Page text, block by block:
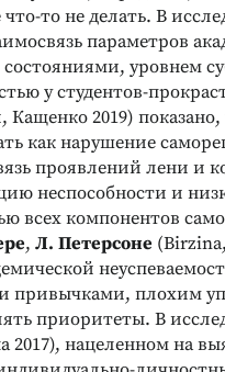
то не делать. В
параметров
уровнем
у студентов-
Кащенко 2019)
как нарушение
проявлений лени и
неспособности и
всех компонентов
, Л. Петерсоне
привычками, плохим
приоритеты. В
2017), нацеленном на